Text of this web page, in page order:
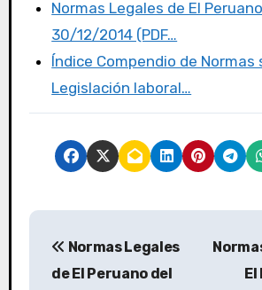
Normas Legales de El
30/12/2014 (PDF…
Índice Compendio de Normas
Legislación laboral…
Normas Legales
de El Peruano del
El